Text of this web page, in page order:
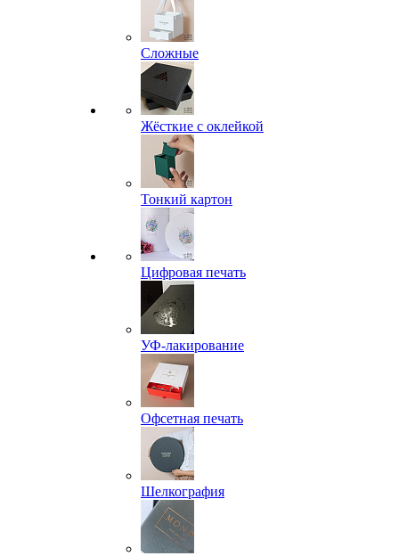
Сложные
Жёсткие с оклейкой
Тонкий картон
Цифровая печать
УФ-лакирование
Офсетная печать
Шелкография